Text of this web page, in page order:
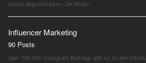
schon abgeschrieben. Die letzen…
Influencer Marketing
90 Posts
Über 500.000 Instagram Beiträge gibt es zu den